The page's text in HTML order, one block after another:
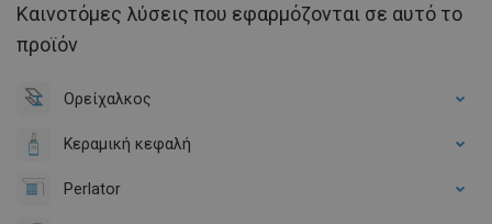
Καινοτόμες λύσεις που εφαρμόζονται σε αυτό το
προϊόν
Ορείχαλκος
Κεραμική κεφαλή
Perlator